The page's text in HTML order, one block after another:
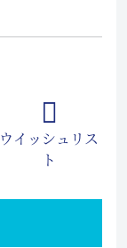
ウイッシュリス
ト